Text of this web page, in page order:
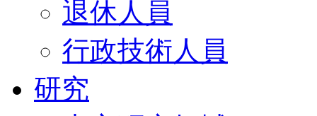
退休人員
行政技術人員
研究